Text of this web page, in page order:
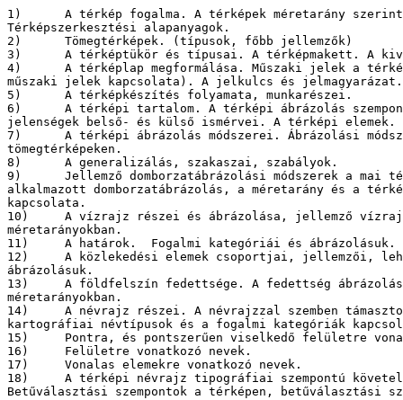
1)	A térkép fogalma. A térképek méretarány szerinti csoportosítása.
Térképszerkesztési alapanyagok.
2)	Tömegtérképek. (típusok, főbb jellemzők)
3)	A térképtükör és típusai. A térképmakett. A kivágat.
4)	A térképlap megformálása. Műszaki jelek a térképen (a tükör és a
műszaki jelek kapcsolata). A jelkulcs és jelmagyarázat.
5)	A térképkészítés folyamata, munkarészei.
6)	A térképi tartalom. A térképi ábrázolás szempontjai. A tárgyak és
jelenségek belső- és külső ismérvei. A térképi elemek.
7)	A térképi ábrázolás módszerei. Ábrázolási módszerek alkalmazása a
tömegtérképeken.
8)	A generalizálás, szakaszai, szabályok.
9)	Jellemző domborzatábrázolási módszerek a mai térképeken. Az
alkalmazott domborzatábrázolás, a méretarány és a
kapcsolata.
10)	A vízrajz részei és ábrázolása, jellemző vízrajzi elemek a különböző
méretarányokban.
11)	A határok.  Fogalmi kategóriái és ábrázolásuk.
12)	A közlekedési elemek csoportjai, jellemzői, lehetséges kategóriái és
ábrázolásuk.
13)	A földfelszín fedettsége. A fedettség ábrázolása a különböző
méretarányokban.
14)	A névrajz részei. A névrajzzal szemben támasztott követelmények. A
kartográfiai névtípusok és a fogalmi kategóriák
15)	Pontra, és pontszerűen viselkedő felületre vonatkozó nevek.
16)	Felületre vonatkozó nevek.
17)	Vonalas elemekre vonatkozó nevek.
18)	A térképi névrajz tipográfiai szempontú követelményei.
Betűválasztási szempontok a térképen, betűválasztási